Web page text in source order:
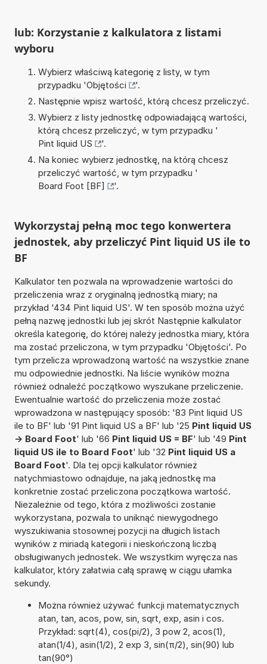
lub: Korzystanie z kalkulatora z listami
wyboru
Wybierz właściwą kategorię z listy, w tym
przypadku 'Objętości
'.
Następnie wpisz wartość, którą chcesz przeliczyć.
Wybierz z listy jednostkę odpowiadającą wartości,
którą chcesz przeliczyć, w tym przypadku '
Pint liquid US
'.
Na koniec wybierz jednostkę, na którą chcesz
przeliczyć wartość, w tym przypadku '
Board Foot [BF]
'.
Wykorzystaj pełną moc tego konwertera
jednostek, aby przeliczyć Pint liquid US ile to
BF
Kalkulator ten pozwala na wprowadzenie wartości do
przeliczenia wraz z oryginalną jednostką miary; na
przykład '434 Pint liquid US'. W ten sposób można użyć
pełną nazwę jednostki lub jej skrót Następnie kalkulator
określa kategorię, do której należy jednostka miary, która
ma zostać przeliczona, w tym przypadku 'Objętości'. Po
tym przelicza wprowadzoną wartość na wszystkie znane
mu odpowiednie jednostki. Na liście wyników można
również odnaleźć początkowo wyszukane przeliczenie.
Ewentualnie wartość do przeliczenia może zostać
wprowadzona w następujący sposób: '83 Pint liquid US
ile to BF' lub '91 Pint liquid US a BF' lub '25 Pint liquid US
-> Board Foot' lub '66 Pint liquid US = BF' lub '49 Pint
liquid US ile to Board Foot' lub '32 Pint liquid US a
Board Foot'. Dla tej opcji kalkulator również
natychmiastowo odnajduje, na jaką jednostkę ma
konkretnie zostać przeliczona początkowa wartość.
Niezależnie od tego, która z możliwości zostanie
wykorzystana, pozwala to uniknąć niewygodnego
wyszukiwania stosownej pozycji na długich listach
wyników z miriadą kategorii i nieskończoną liczbą
obsługiwanych jednostek. We wszystkim wyręcza nas
kalkulator, który załatwia całą sprawę w ciągu ułamka
sekundy.
Można również używać funkcji matematycznych
atan, tan, acos, pow, sin, sqrt, exp, asin i cos.
Przykład: sqrt(4), cos(pi/2), 3 pow 2, acos(1),
atan(1/4), asin(1/2), 2 exp 3, sin(π/2), sin(90) lub
tan(90°)